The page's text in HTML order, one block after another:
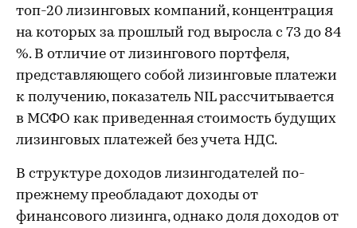
топ-20 лизинговых компаний, концентрация
на которых за прошлый год выросла с 73 до 84
%. В отличие от лизингового портфеля,
представляющего собой лизинговые платежи
к получению, показатель NIL рассчитывается
в МСФО как приведенная стоимость будущих
лизинговых платежей без учета НДС.
В структуре доходов лизингодателей по-
прежнему преобладают доходы от
финансового лизинга, однако доля доходов от